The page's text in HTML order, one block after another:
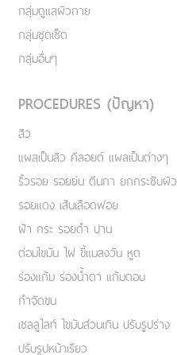
กลุ่มดูแลผิวกาย
กลุ่มชุดเซ็ต
กลุ่มอื่นๆ
PROCEDURES (ปัญหา)
สิว
แผลเป็นสิว คีลอยด์ แผลเป็นต่างๆ
ริ้วรอย รอยย่น ตีนกา ยกกระชับผิว
รอยแดง เส้นเลือดฟอย
ฝ้า กระ รอยดำ ปาน
ต่อมไขมัน ไฝ ขี้แมลงวัน หูด
ร่องแก้ม ร่องน้ำตา แก้มตอบ
กำจัดขน
เชลลูไลท์ ไขมันส่วนเกิน ปรับรูปร่าง
ปรับรูปหน้าเรียว